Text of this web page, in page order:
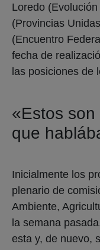
Loredo
(Provincias
(Encuentro
fecha de
las posiciones de
«Estos
que
Inicialmente los
plenario de
Ambiente,
la semana
esta y, de nuevo,